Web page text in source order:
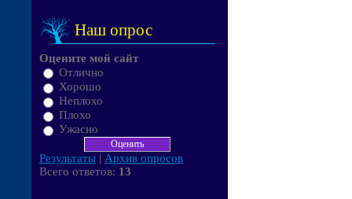
Наш опрос
Оцените мой сайт
Отлично
Хорошо
Неплохо
Плохо
Ужасно
Результаты | Архив опросов
Всего ответов: 13